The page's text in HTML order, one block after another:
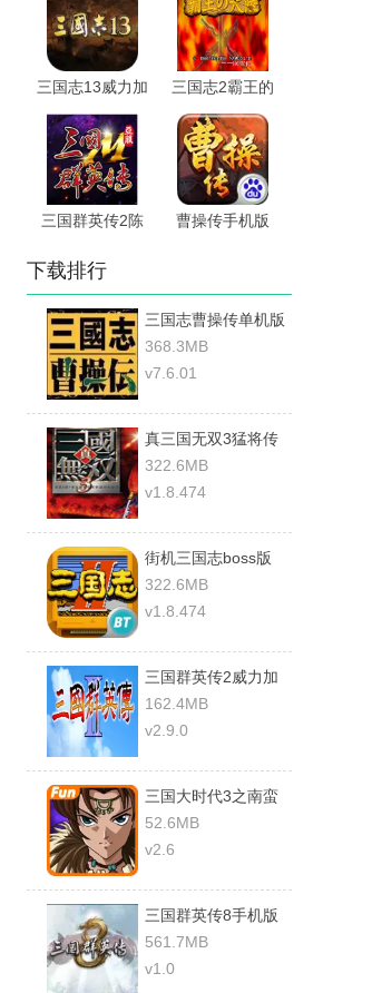
三国志13威力加
强版
三国志2霸王的
大陆手机版
三国群英传2陈
曹操传手机版
下载排行
三国志曹操传单机版
安卓
368.3MB
v7.6.01
真三国无双3猛将传
322.6MB
v1.8.474
街机三国志boss版
(可选吕布夏侯惇)
322.6MB
v1.8.474
三国群英传2威力加
强版
162.4MB
v2.9.0
三国大时代3之南蛮
入侵上帝模式版
52.6MB
v2.6
三国群英传8手机版
561.7MB
v1.0